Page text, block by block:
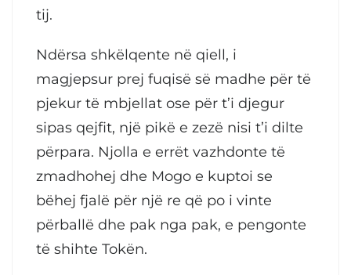
tij.
Ndërsa shkëlqente në qiell, i
magjepsur prej fuqisë së madhe për të
pjekur të mbjellat ose për t’i djegur
sipas qejfit, një pikë e zezë nisi t’i dilte
përpara. Njolla e errët vazhdonte të
zmadhohej dhe Mogo e kuptoi se
bëhej fjalë për një re që po i vinte
përballë dhe pak nga pak, e pengonte
të shihte Tokën.